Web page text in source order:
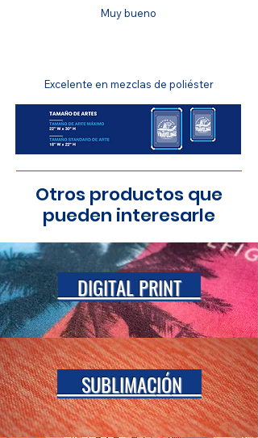
Muy bueno
Excelente en mezclas de poliéster
Otros productos que
pueden interesarle
DIGITAL PRINT
SUBLIMACIÓN